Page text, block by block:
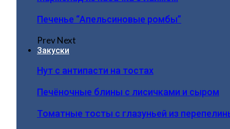
Печенье “Апельсиновые ромбы”
PrevNext
Закуски
Нут с антипасти на тостах
Печёночные блины с лисичками и сыром
Томатные тосты с глазуньей из